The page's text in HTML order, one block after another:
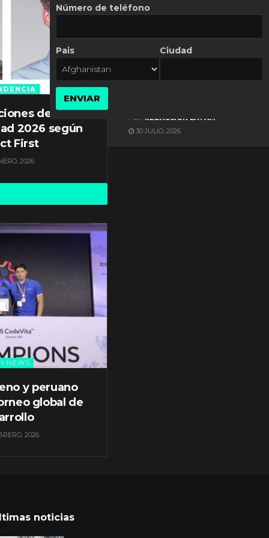
de
2026 según
First
2026
NEWS
y peruano
global de
2026
ES NOTICIA
POR REDACCIÓN LATAM
30 JULIO, 2026
noticias
Número de teléfono
Pais Ciudad
ENVIAR